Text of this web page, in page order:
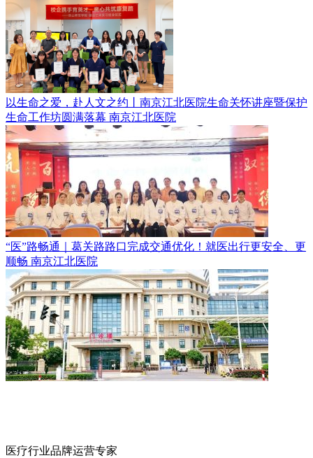
以生命之爱，赴人文之约丨南京江北医院生命关怀讲座暨保护
生命工作坊圆满落幕 南京江北医院
“医”路畅通｜葛关路路口完成交通优化！就医出行更安全、更
顺畅 南京江北医院
医疗行业品牌运营专家